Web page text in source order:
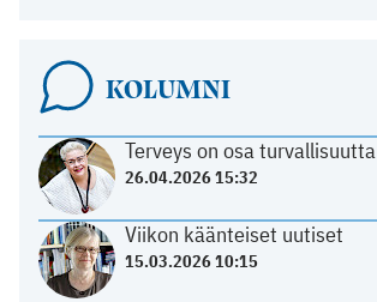
KOLUMNI
Terveys on osa turvallisuutta
26.04.2026 15:32
Viikon käänteiset uutiset
15.03.2026 10:15